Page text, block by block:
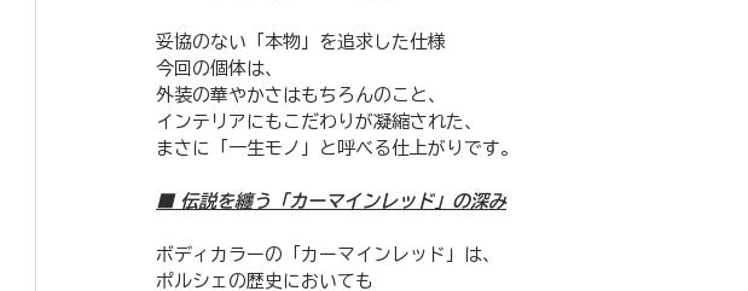
​妥協のない「本物」を追求した仕様
​今回の個体は、
外装の華やかさはもちろんのこと、
インテリアにもこだわりが凝縮された、
まさに「一生モノ」と呼べる仕上がりです。
■ 伝説を纏う「カーマインレッド」の深み
​ボディカラーの「カーマインレッド」は、
ポルシェの歴史においても